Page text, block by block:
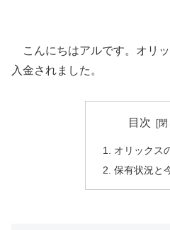
こんにちはアルです。オリ
入金されました。
目次
オリックス
保有状況と